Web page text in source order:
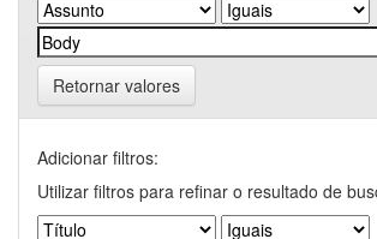
Retornar valores
Adicionar filtros:
Utilizar filtros para refinar o resultado de